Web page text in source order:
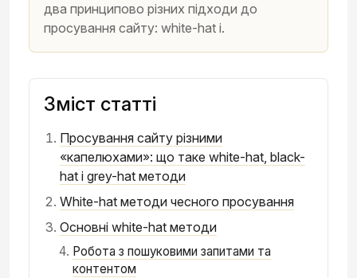
два принципово різних підходи до
просування сайту: white-hat і.
Зміст статті
Просування сайту різними
«капелюхами»: що таке white-hat, black-
hat і grey-hat методи
White-hat методи чесного просування
Основні white-hat методи
Робота з пошуковими запитами та
контентом